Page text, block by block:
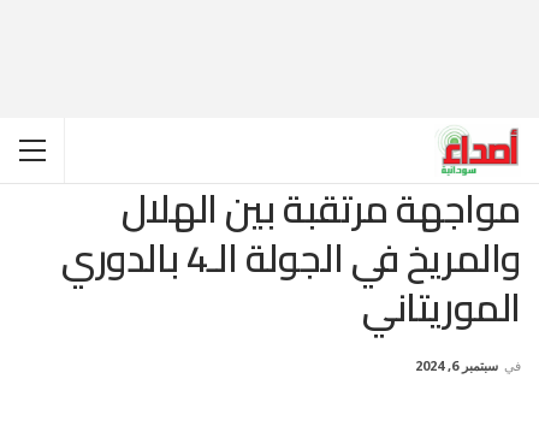
مواجهة مرتقبة بين الهلال
والمريخ في الجولة الـ4 بالدوري
الموريتاني
في سبتمبر 6, 2024